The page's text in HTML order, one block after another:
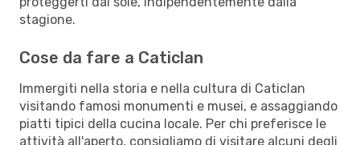
stagione.
Cose da fare a Caticlan
Immergiti nella storia e nella cultura di Caticlan
visitando famosi monumenti e musei, e assaggiando
piatti tipici della cucina locale. Per chi preferisce le
attività all'aperto, consigliamo di visitare alcuni degli